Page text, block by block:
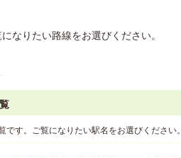
なりたい路線をお選びください。
す。ご覧になりたい駅名をお選びください。